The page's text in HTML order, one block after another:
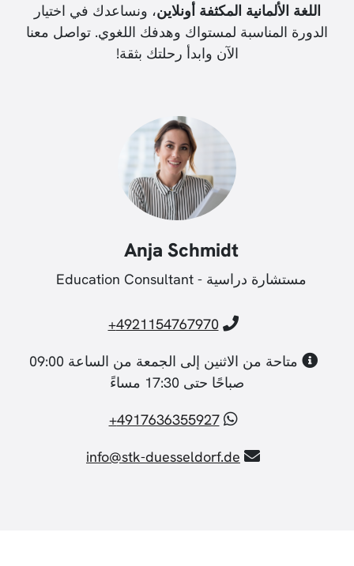
اللغة الألمانية المكثفة أونلاين، ونساعدك في اختيار
الدورة المناسبة لمستواك وهدفك اللغوي. تواصل معنا
الآن وابدأ رحلتك بثقة!
Anja Schmidt
مستشارة دراسية - Education Consultant
4921154767970+
متاحة من الاثنين إلى الجمعة من الساعة 09:00
صباحًا حتى 17:30 مساءً
4917636355927+
info@stk-duesseldorf.de